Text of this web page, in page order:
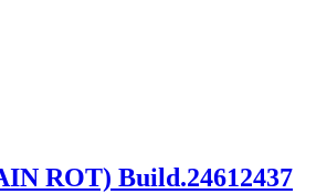
ROT) Build.24612437